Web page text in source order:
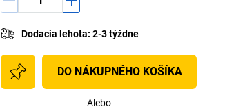
Dodacia lehota: 2-3 týždne
DO NÁKUPNÉHO KOŠÍKA
Alebo